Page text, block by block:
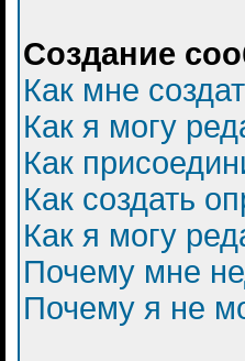
Создание
Как мне
Как я могу
Как
Как создать
Как я могу
Почему мне
Почему я не